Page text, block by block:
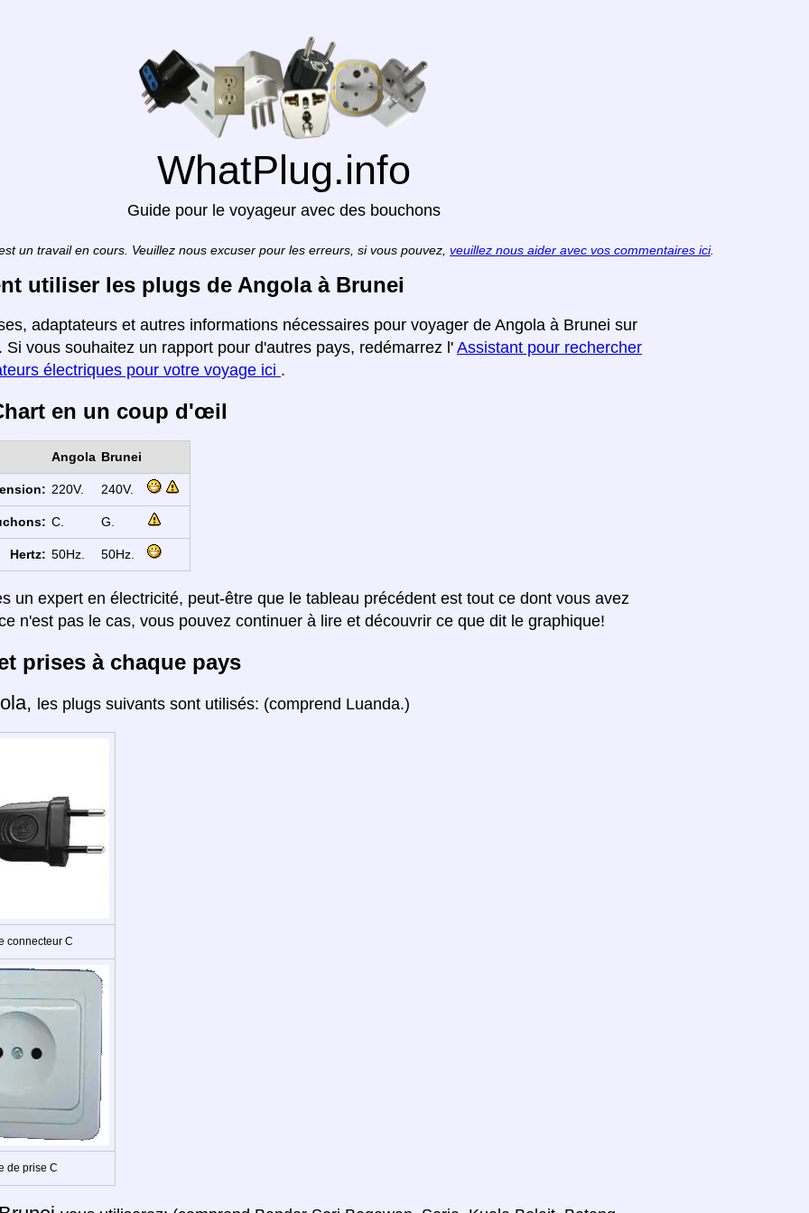
WhatPlug.info
Guide pour le voyageur avec des bouchons
un travail en cours. Veuillez nous excuser pour les erreurs, si vous pouvez, veuillez nous aider avec vos commentaires ici.
utiliser les plugs de Angola à Brunei
adaptateurs et autres informations nécessaires pour voyager de Angola à Brunei sur
Si vous souhaitez un rapport pour d'autres pays, redémarrez l' Assistant pour rechercher
électriques pour votre voyage ici .
en un coup d'œil
Angola Brunei
220V. 240V.
C. G.
Hertz: 50Hz. 50Hz.
un expert en électricité, peut-être que le tableau précédent est tout ce dont vous avez
n'est pas le cas, vous pouvez continuer à lire et découvrir ce que dit le graphique!
prises à chaque pays
les plugs suivants sont utilisés: (comprend Luanda.)
connecteur C
de prise C